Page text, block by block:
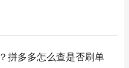
拼多多怎么查是否刷单